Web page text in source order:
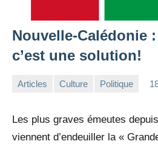
Nouvelle-Calédonie
c’est une solution!
Articles Culture Politique
Les plus graves émeutes
viennent d’endeuiller la «